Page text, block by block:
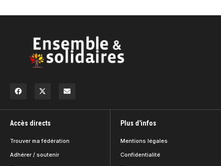
Accès directs
Trouver ma fédération
Adhérer / soutenir
Plus d'infos
Mentions légales
Confidentialité